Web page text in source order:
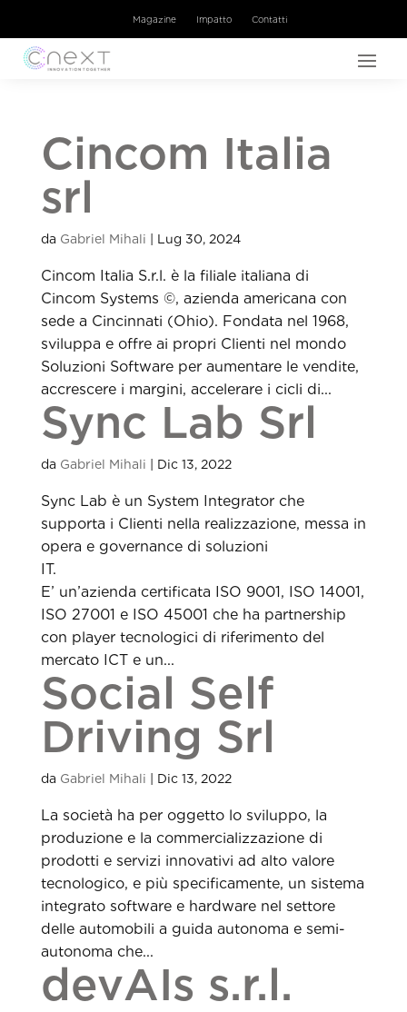
Magazine Impatto Contatti
Cincom Italia
srl
da Gabriel Mihali Lug 30, 2024
Cincom Italia S.r.l. è la filiale italiana di
Cincom Systems ©, azienda americana con
sede a Cincinnati (Ohio). Fondata nel 1968,
sviluppa e offre ai propri Clienti nel mondo
Soluzioni Software per aumentare le vendite,
accrescere i margini, accelerare i cicli di...
Sync Lab Srl
da Gabriel Mihali Dic 13, 2022
Sync Lab è un System Integrator che
supporta i Clienti nella realizzazione, messa in
opera e governance di soluzioni
E’ un’azienda certificata ISO 9001, ISO 14001,
ISO 27001 e ISO 45001 che ha partnership
con player tecnologici di riferimento del
mercato ICT e un...
Social Self
Driving Srl
da Gabriel Mihali Dic 13, 2022
La società ha per oggetto lo sviluppo, la
produzione e la commercializzazione di
prodotti e servizi innovativi ad alto valore
tecnologico, e più specificamente, un sistema
integrato software e hardware nel settore
delle automobili a guida autonoma e semi-
autonoma che...
devAIs s.r.l.